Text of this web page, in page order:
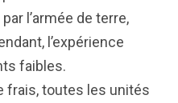
l’armée de terre,
l’expérience
faibles.
frais, toutes les unités